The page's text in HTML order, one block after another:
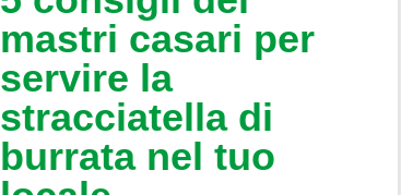
mastri casari per
servire la
stracciatella di
burrata nel tuo